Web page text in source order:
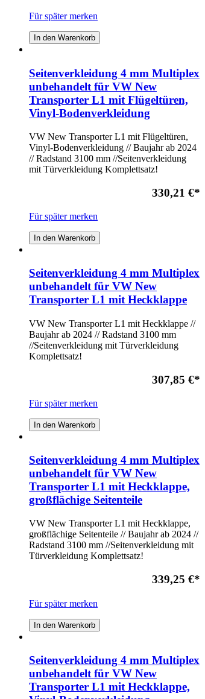
Für später merken
In den Warenkorb
Seitenverkleidung 4 mm Multiplex
unbehandelt für VW New
Transporter L1 mit Flügeltüren,
Vinyl-Bodenverkleidung
VW New Transporter L1 mit Flügeltüren,
Vinyl-Bodenverkleidung // Baujahr ab 2024
// Radstand 3100 mm //Seitenverkleidung
mit Türverkleidung Komplettsatz!
330,21 €*
Für später merken
In den Warenkorb
Seitenverkleidung 4 mm Multiplex
unbehandelt für VW New
Transporter L1 mit Heckklappe
VW New Transporter L1 mit Heckklappe //
Baujahr ab 2024 // Radstand 3100 mm
//Seitenverkleidung mit Türverkleidung
Komplettsatz!
307,85 €*
Für später merken
In den Warenkorb
Seitenverkleidung 4 mm Multiplex
unbehandelt für VW New
Transporter L1 mit Heckklappe,
großflächige Seitenteile
VW New Transporter L1 mit Heckklappe,
großflächige Seitenteile // Baujahr ab 2024 //
Radstand 3100 mm //Seitenverkleidung mit
Türverkleidung Komplettsatz!
339,25 €*
Für später merken
In den Warenkorb
Seitenverkleidung 4 mm Multiplex
unbehandelt für VW New
Transporter L1 mit Heckklappe,